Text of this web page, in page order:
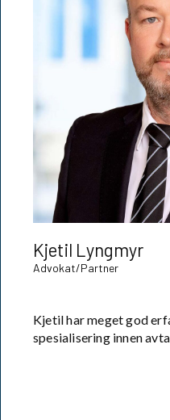
Kjetil Lyngmyr
Advokat/Partner
Kjetil har meget god
spesialisering innen